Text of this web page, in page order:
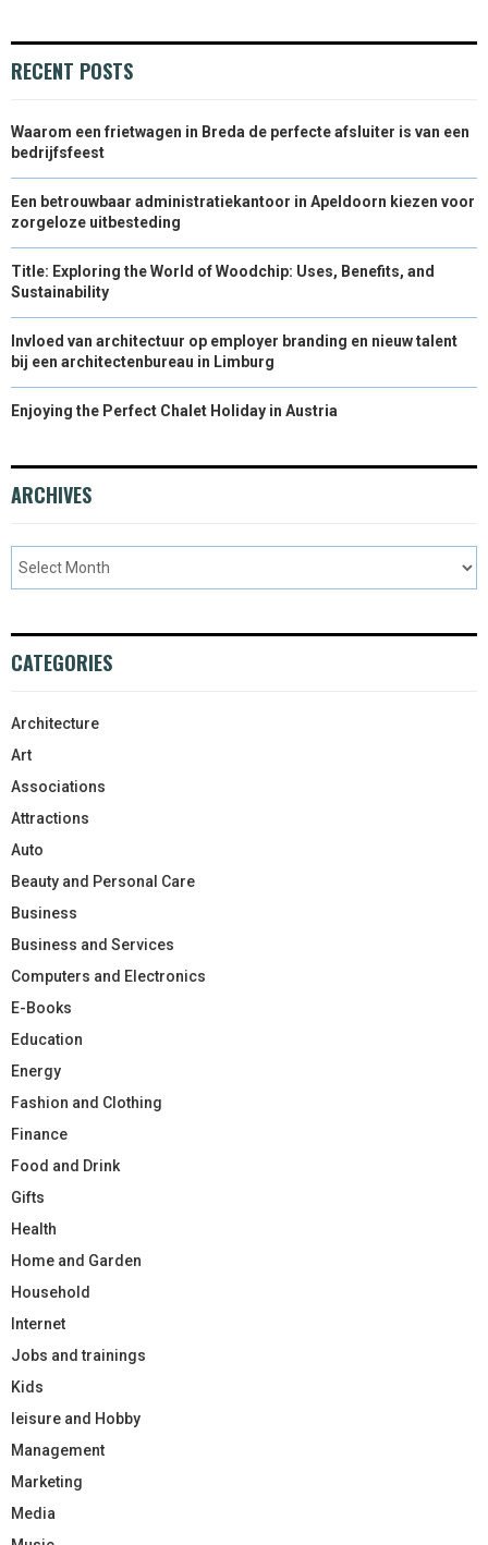
RECENT POSTS
Waarom een frietwagen in Breda de perfecte afsluiter is van een
bedrijfsfeest
Een betrouwbaar administratiekantoor in Apeldoorn kiezen voor
zorgeloze uitbesteding
Title: Exploring the World of Woodchip: Uses, Benefits, and
Sustainability
Invloed van architectuur op employer branding en nieuw talent
bij een architectenbureau in Limburg
Enjoying the Perfect Chalet Holiday in Austria
ARCHIVES
CATEGORIES
Architecture
Art
Associations
Attractions
Auto
Beauty and Personal Care
Business
Business and Services
Computers and Electronics
E-Books
Education
Energy
Fashion and Clothing
Finance
Food and Drink
Gifts
Health
Home and Garden
Household
Internet
Jobs and trainings
Kids
leisure and Hobby
Management
Marketing
Media